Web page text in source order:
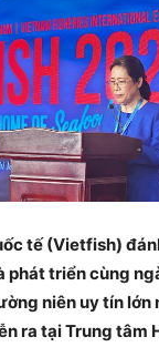
tế (Vietfish)
phát triển cùng
niên uy tín lớn
ra tại Trung tâm